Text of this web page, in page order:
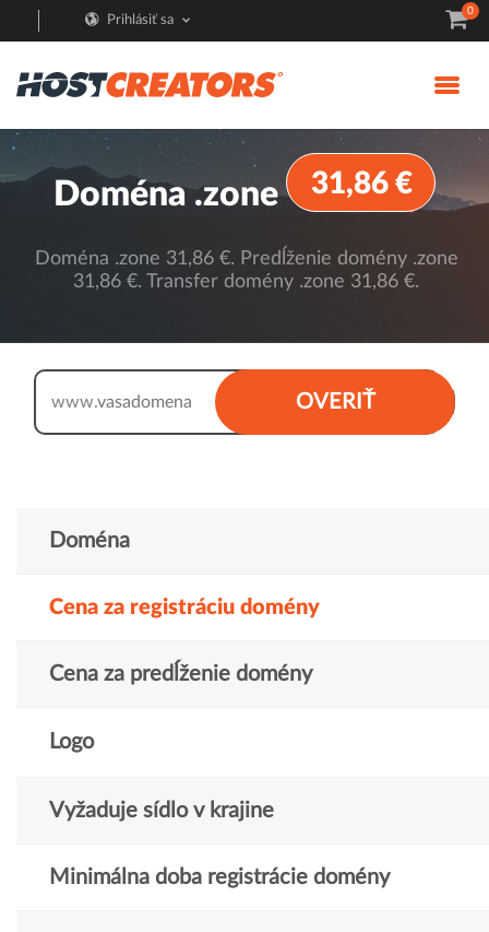
Prihlásiť sa
0
Doména .zone 31,86 €
Doména .zone 31,86 €. Predĺženie domény .zone
31,86 €. Transfer domény .zone 31,86 €.
OVERIŤ
www.
Doména
Cena za registráciu domény
Cena za predĺženie domény
Logo
Vyžaduje sídlo v krajine
Minimálna doba registrácie domény